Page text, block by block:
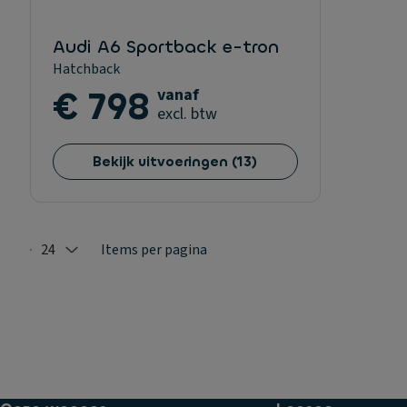
Audi A6 Sportback e-tron
Hatchback
€ 798 vanaf
excl. btw
Bekijk uitvoeringen (13)
Selected: 24
24 Items per pagina